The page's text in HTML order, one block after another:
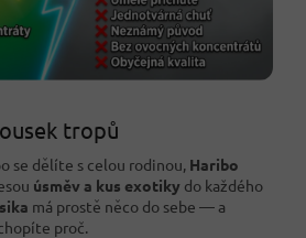
tropů
se dělíte s celou rodinou, Haribo
úsměv a kus exotiky do každého
má prostě něco do sebe — a
proč.